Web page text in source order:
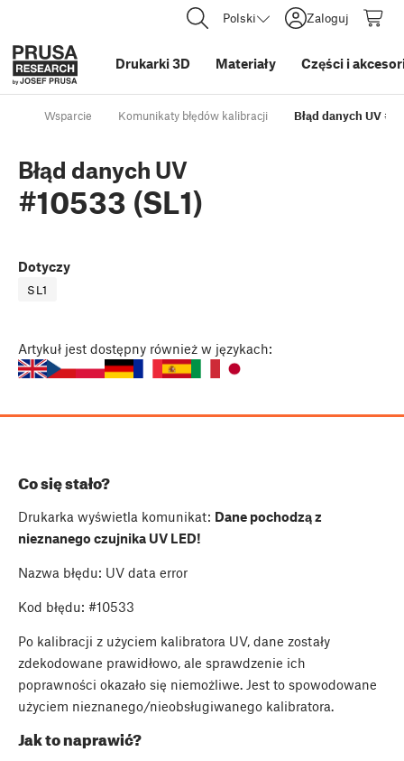
Polski Zaloguj
Drukarki 3D Materiały Części i
Wsparcie Komunikaty błędów kalibracji Błąd danych UV
Błąd danych UV
#10533 (SL1)
Dotyczy
SL1
Artykuł jest dostępny również w językach:
Co się stało?
Drukarka wyświetla komunikat: Dane pochodzą z
nieznanego czujnika UV LED!
Nazwa błędu: UV data error
Kod błędu: #10533
Po kalibracji z użyciem kalibratora UV, dane zostały
zdekodowane prawidłowo, ale sprawdzenie ich
poprawności okazało się niemożliwe. Jest to spowodowane
użyciem nieznanego/nieobsługiwanego kalibratora.
Jak to naprawić?